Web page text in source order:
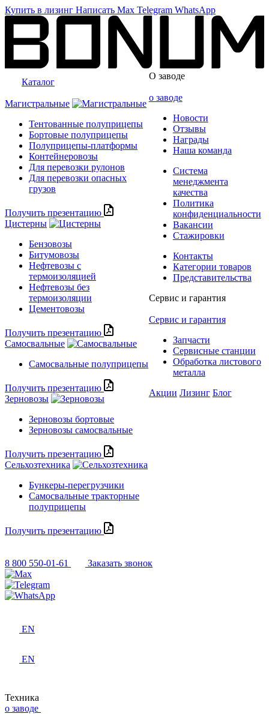
Купить в лизинг Написать Max Telegram WhatsApp
Каталог
Магистральные
Тентованные полуприцепы
Бортовые полуприцепы
Полуприцепы-платформы
Контейнеровозы
Для перевозки рулонов
Для перевозки опасных
грузов
Получить презентацию
Цистерны
Бензовозы
Битумовозы
Нефтевозы с
термоизоляцией
Нефтевозы без
термоизоляции
Цементовозы
Получить презентацию
Самосвальные
Самосвальные полуприцепы
Получить презентацию
Зерновозы
Зерновозы бортовые
Зерновозы самосвальные
Получить презентацию
Сельхозтехника
Бункеры-перегрузчики
Самосвальные тракторные
полуприцепы
Получить презентацию
О заводе
о заводе
Новости
Отзывы
Награды
Наша команда
Система
менеджмента
качества
Политика
конфиденциальности
Вакансии
Стажировки
Контакты
Категории товаров
Представительства
Сервис и гарантия
Сервис и гарантия
Запчасти
Сервисные станции
Обработка листового
металла
Акции Лизинг Блог
8 800 550-01-61 Заказать звонок
EN
EN
Техника
о заводе